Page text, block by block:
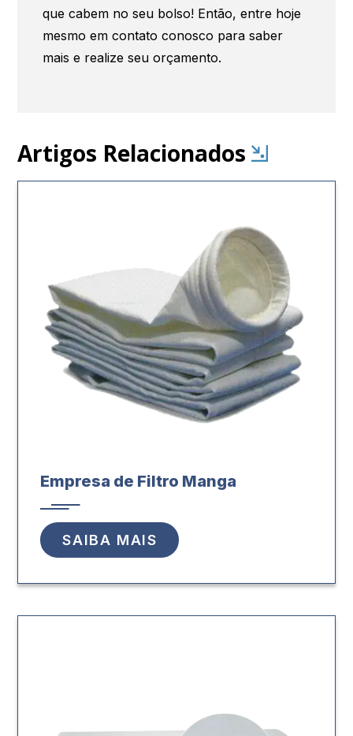
que cabem no seu bolso! Então, entre hoje
mesmo em contato conosco para saber
mais e realize seu orçamento.
Artigos Relacionados
Empresa de Filtro Manga
SAIBA MAIS